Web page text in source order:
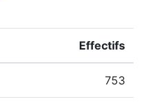
Effectifs
753